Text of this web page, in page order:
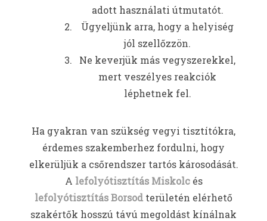
adott használati útmutatót.
Ügyeljünk arra, hogy a helyiség
jól szellőzzön.
Ne keverjük más vegyszerekkel,
mert veszélyes reakciók
léphetnek fel.
Ha gyakran van szükség vegyi tisztítókra,
érdemes szakemberhez fordulni, hogy
elkerüljük a csőrendszer tartós károsodását.
A lefolyótisztítás Miskolcés
lefolyótisztítás Borsod területén elérhető
szakértők hosszú távú megoldást kínálnak